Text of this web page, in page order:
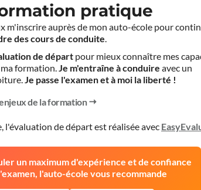
pratique
m'inscrire auprès de mon auto-école pour
des cours de conduite.
de départ pour mieux connaître mes
formation.Je m'entraîne à conduire avec un
Je passe l'examen et à moi la liberté !
de la formation
l'évaluation de départ est réalisée avec
un maximum d'expérience et de confiance
l'auto-école vous recommande